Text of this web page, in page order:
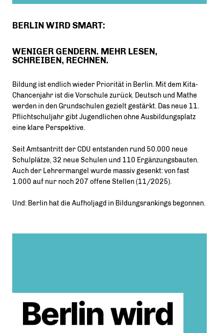
BERLIN WIRD SMART:
WENIGER GENDERN. MEHR LESEN,
SCHREIBEN, RECHNEN.
Bildung ist endlich wieder Priorität in Berlin. Mit dem Kita-
Chancenjahr ist die Vorschule zurück. Deutsch und Mathe
werden in den Grundschulen gezielt gestärkt. Das neue 11.
Pflichtschuljahr gibt Jugendlichen ohne Ausbildungsplatz
eine klare Perspektive.
Seit Amtsantritt der CDU entstanden rund 50.000 neue
Schulplätze, 32 neue Schulen und 110 Ergänzungsbauten.
Auch der Lehrermangel wurde massiv gesenkt: von fast
1.000 auf nur noch 207 offene Stellen (11/2025).
Und: Berlin hat die Aufholjagd in Bildungsrankings begonnen.